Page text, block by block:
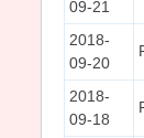
09-21
2018-
09-20
2018-
09-18